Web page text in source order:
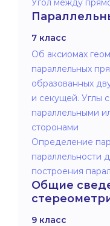
Угол между
7 класс
Об аксиомах
параллельных
образованных
и секущей. Углы
параллельными
сторонами
Определение
параллельности
построения
Общие
9 класс